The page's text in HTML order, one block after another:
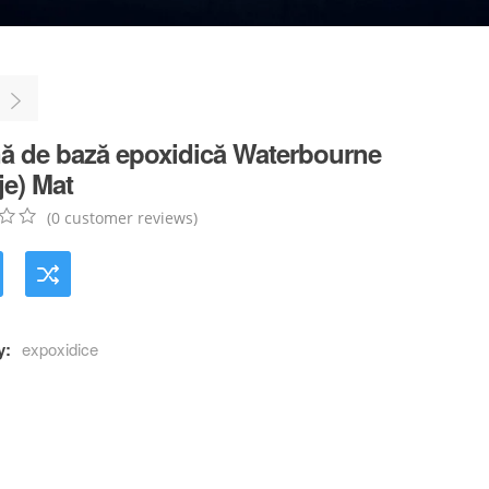
de bază epoxidică Waterbourne
Mat
(0 customer reviews)
expoxidice